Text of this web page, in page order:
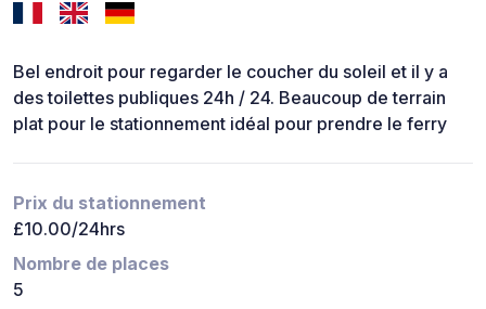
Bel endroit pour regarder le coucher du soleil et il y a
des toilettes publiques 24h / 24. Beaucoup de terrain
plat pour le stationnement idéal pour prendre le ferry
Prix du stationnement
£10.00/24hrs
Nombre de places
5